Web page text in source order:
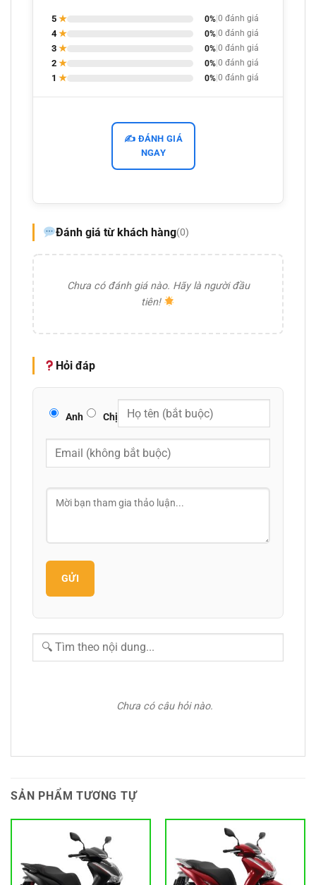
5 ★ 0% 0 đánh giá
4★ 0% 0 đánh giá
3 ★ 0% 0 đánh giá
2 ★ 0% 0 đánh giá
1 ★ 0% 0 đánh giá
✍️ ĐÁNH GIÁ
NGAY
Đánh giá từ khách hàng(0)
Chưa có đánh giá nào. Hãy là người đầu
tiên!
Hỏi đáp
Anh Chị
GỬI
Chưa có câu hỏi nào.
SẢN PHẨM TƯƠNG TỰ